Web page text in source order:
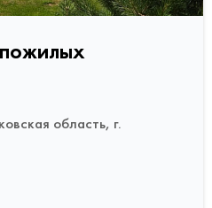
область, г.